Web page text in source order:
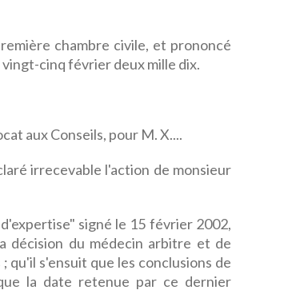
chambre civile, et prononcé
cinq février deux mille dix.
aux Conseils, pour M. X....
irrecevable l'action de monsieur
signé le 15 février 2002,
décision du médecin arbitre et de
s'ensuit que les conclusions de
la date retenue par ce dernier